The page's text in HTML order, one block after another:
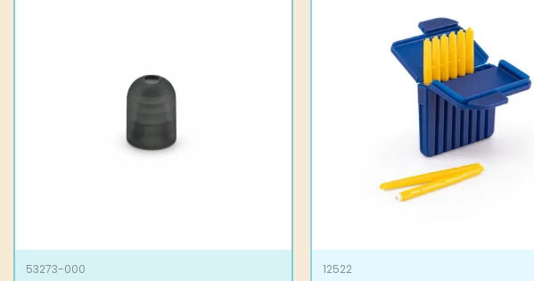
53273-000 12522